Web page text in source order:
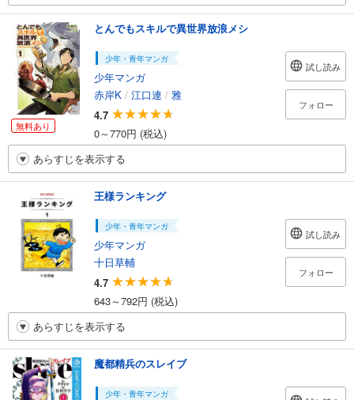
無料あり
とんでもスキルで異世界放浪メシ
少年・青年マンガ
少年マンガ
赤岸K / 江口連 / 雅
4.7
0～770円 (税込)
試し読み
フォロー
あらすじを表示する
王様ランキング
少年・青年マンガ
少年マンガ
十日草輔
4.7
643～792円 (税込)
試し読み
フォロー
あらすじを表示する
魔都精兵のスレイブ
少年・青年マンガ